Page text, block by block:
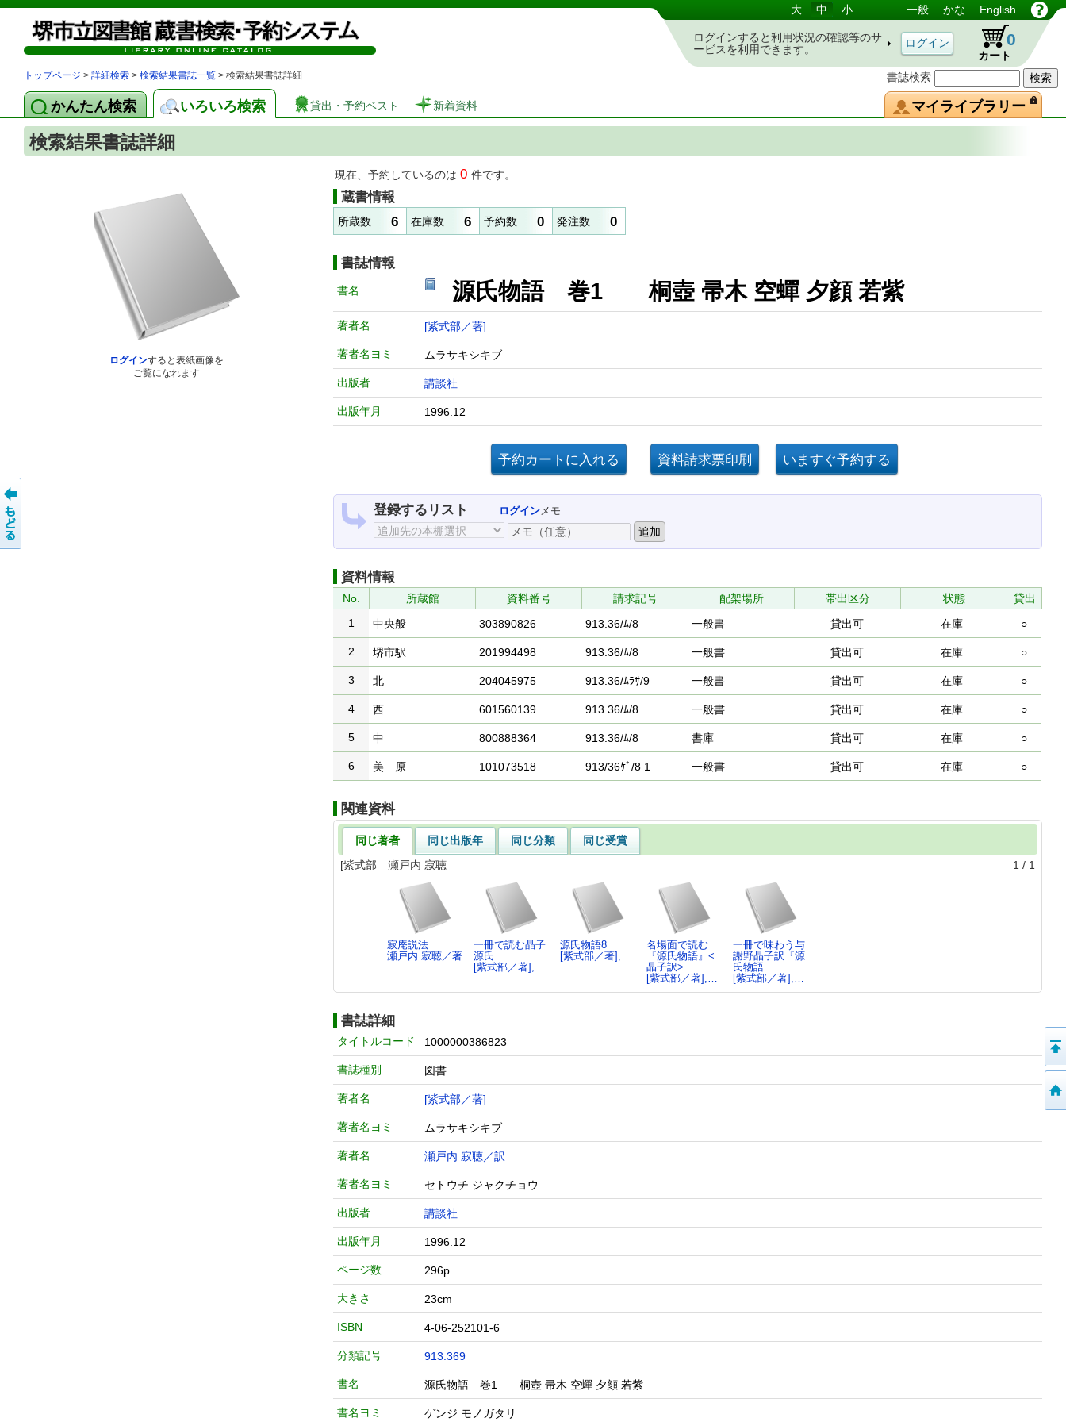
図書館 蔵書検索・予約システム
書誌検索
大 中 小 一般 かな English
ログインすると利用状況の確認等のサ
ービスを利用できます。
カート
0
トップページ > 詳細検索 > 検索結果書誌一覧 > 検索結果書誌詳細
かんたん検索 いろいろ検索 貸出・予約ベスト 新着資料 マイライブラリー
検索結果書誌詳細
ログインすると表紙画像を
ご覧になれます
現在、予約しているのは 0 件です。
蔵書情報
所蔵数 6 在庫数 6 予約数 0 発注数 0
書誌情報
書名 源氏物語 巻1 桐壺 帚木 空蟬 夕顔 若紫
著者名 [紫式部／著]
著者名ヨミ ムラサキシキブ
出版者 講談社
出版年月 1996.12
登録するリスト ログインメモ
資料情報
No. 所蔵館 資料番号 請求記号 配架場所 帯出区分 状態
貸出
1
中央般 303890826 913.36/ﾑ/8 一般書 貸出可 在庫 ○
2 堺市駅 201994498 913.36/ﾑ/8 一般書 貸出可 在庫 ○
3 北 204045975 913.36/ﾑﾗｻ/9 一般書 貸出可 在庫 ○
4 西 601560139 913.36/ﾑ/8 一般書 貸出可 在庫 ○
5 中 800888364 913.36/ﾑ/8 書庫 貸出可 在庫 ○
6 美 原 101073518 913/36ｹﾞ/8 1 一般書 貸出可 在庫 ○
関連資料
同じ著者 同じ出版年 同じ分類
同じ受賞
[紫式部 瀬戸内 寂聴
1 / 1
寂庵説法
瀬戸内 寂聴／著
一冊で読む晶子
源氏
[紫式部／著],…
源氏物語8
[紫式部／著],…
名場面で読む
『源氏物語』<
晶子訳>
[紫式部／著],…
一冊で味わう与
謝野晶子訳『源
氏物語…
[紫式部／著],…
書誌詳細
タイトルコード 1000000386823
書誌種別 図書
著者名 [紫式部／著]
著者名ヨミ ムラサキシキブ
著者名 瀬戸内 寂聴／訳
著者名ヨミ セトウチ ジャクチョウ
出版者 講談社
出版年月 1996.12
ページ数 296p
大きさ 23cm
ISBN 4-06-252101-6
分類記号 913.369
書名 源氏物語 巻1 桐壺 帚木 空蟬 夕顔 若紫
書名ヨミ ゲンジ モノガタリ